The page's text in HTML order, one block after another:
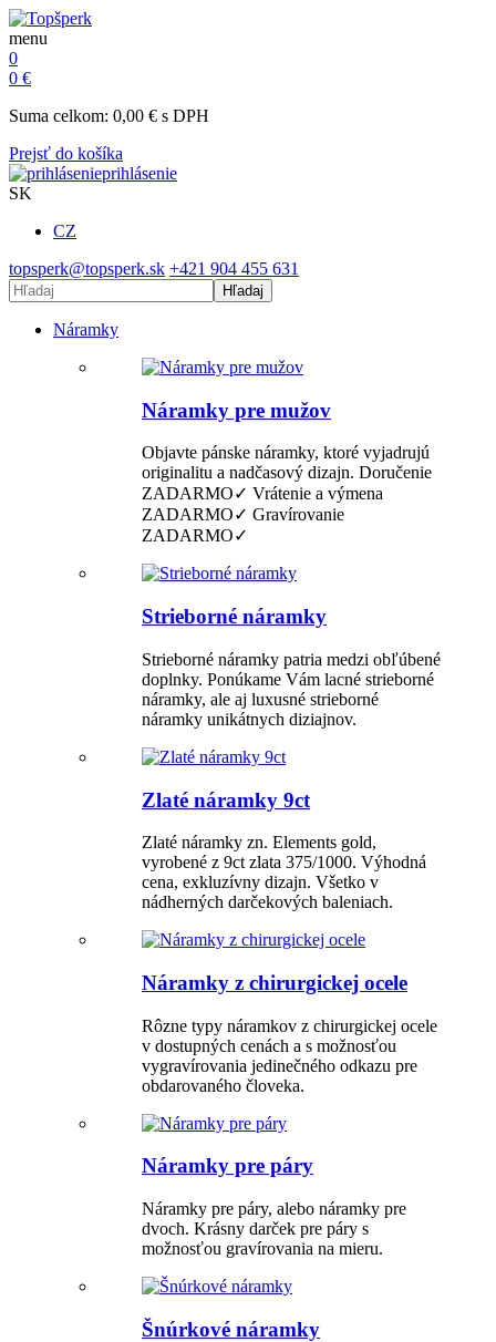
menu
0
0 €
Suma celkom: 0,00 € s DPH
Prejsť do košíka
prihlásenie
SK
CZ
topsperk@topsperk.sk +421 904 455 631
Hľadaj
Náramky
Náramky pre mužov
Objavte pánske náramky, ktoré vyjadrujú
originalitu a nadčasový dizajn. Doručenie
ZADARMO✓ Vrátenie a výmena
ZADARMO✓ Gravírovanie
ZADARMO✓
Strieborné náramky
Strieborné náramky patria medzi obľúbené
doplnky. Ponúkame Vám lacné strieborné
náramky, ale aj luxusné strieborné
náramky unikátnych diziajnov.
Zlaté náramky 9ct
Zlaté náramky zn. Elements gold,
vyrobené z 9ct zlata 375/1000. Výhodná
cena, exkluzívny dizajn. Všetko v
nádherných darčekových baleniach.
Náramky z chirurgickej ocele
Rôzne typy náramkov z chirurgickej ocele
v dostupných cenách a s možnosťou
vygravírovania jedinečného odkazu pre
obdarovaného človeka.
Náramky pre páry
Náramky pre páry, alebo náramky pre
dvoch. Krásny darček pre páry s
možnosťou gravírovania na mieru.
Šnúrkové náramky